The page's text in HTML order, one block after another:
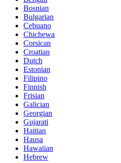
Bosnian
Bulgarian
Cebuano
Chichewa
Corsican
Croatian
Dutch
Estonian
Filipino
Finnish
Frisian
Galician
Georgian
Gujarati
Haitian
Hausa
Hawaiian
Hebrew